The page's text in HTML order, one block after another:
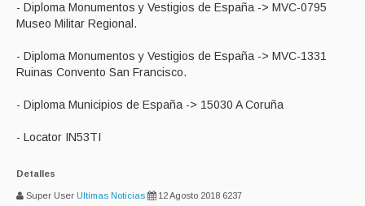
- Diploma Monumentos y Vestigios de España -> MVC-0795
Museo Militar Regional.
- Diploma Monumentos y Vestigios de España -> MVC-1331
Ruinas Convento San Francisco.
- Diploma Municipios de España -> 15030 A Coruña
- Locator IN53TI
Detalles
Super User Ultimas Noticias 12 Agosto 2018 6237